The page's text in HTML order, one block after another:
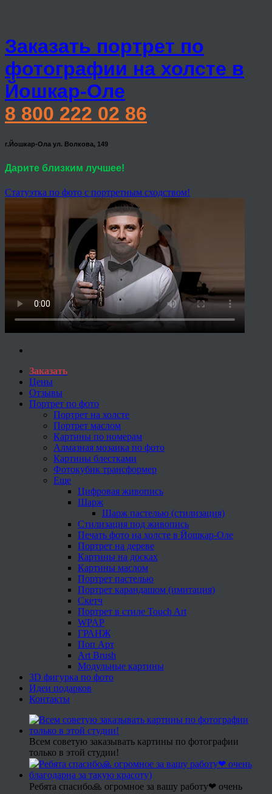
Заказать портрет по
фотографии на холсте в
Йошкар-Оле
8 800 222 02 86
г.Йошкар-Ола ул. Волкова, 149
Дарите близким лучшее!
Статуэтка по фото с портретным сходством!
Заказать
Цены
Отзывы
Портрет по фото
Портрет на холсте
Портрет маслом
Картины по номерам
Алмазная мозаика по фото
Картины блестками
Фотокубик трансформер
Еще
Цифровая живопись
Шарж
Шарж пастелью (стилизация)
Стилизация под живопись
Печать фото на холсте в Йошкар-Оле
Портрет на дереве
Картины на досках
Картины маслом
Портрет пастелью
Портрет карандашом (имитация)
Скетч
Портрет в стиле Touch Art
WPAP
ГРАНЖ
Поп Арт
Art Brush
Модульные картины
3D фигурка по фото
Идеи подарков
Контакты
Всем советую заказывать картины по фотографии
только в этой студии!
Ребята спасибо🙏 огромное за вашу работу❤ очень